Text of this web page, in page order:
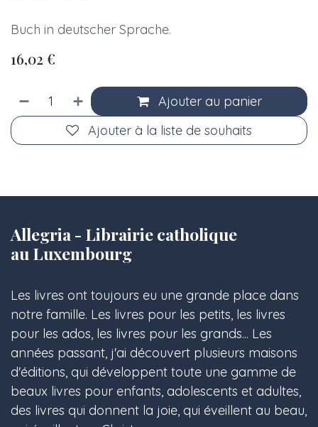
Buch in deutscher Sprache.
16,02 €
Ajouter au panier
Ajouter à la liste de souhaits
Allegria - Librairie catholique
au Luxembourg
Les livres ont toujours eu une grande place dans
notre famille. Les livres pour les petits, les livres
pour les ados, les livres pour les grands... Les
années passant, j'ai découvert plusieurs maisons
d'éditions, qui développent toute une gamme de
beaux livres pour enfants, adolescents et adultes,
des livres qui donnent la joie, qui éveillent au beau,